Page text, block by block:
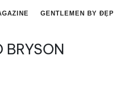
GENTLEMEN BY ĐẸP